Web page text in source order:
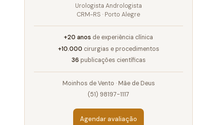
Urologista Andrologista
CRM-RS · Porto Alegre
+20 anos de experiência clínica
+10.000 cirurgias e procedimentos
36 publicações científicas
Moinhos de Vento · Mãe de Deus
(51) 98197-1117
Agendar avaliação